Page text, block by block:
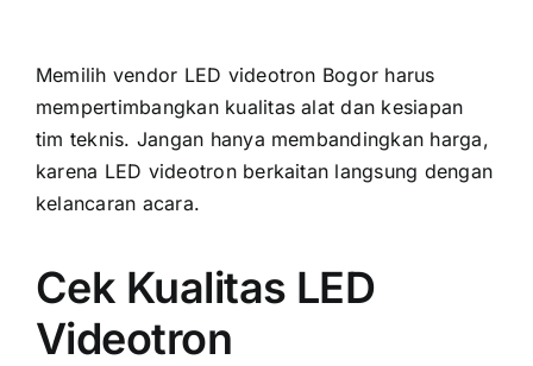
Memilih vendor LED videotron Bogor harus
mempertimbangkan kualitas alat dan kesiapan
tim teknis. Jangan hanya membandingkan harga,
karena LED videotron berkaitan langsung dengan
kelancaran acara.
Cek Kualitas LED
Videotron